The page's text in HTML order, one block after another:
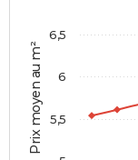
Prix moyen au m² 5,5
6
6,5